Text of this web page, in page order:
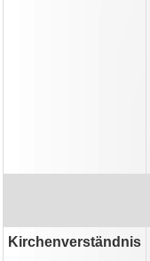
Kirchenverständnis